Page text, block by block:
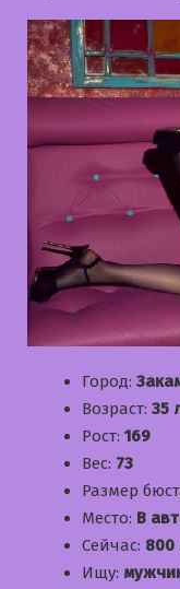
Город:
Возраст: 35
Рост: 169
Вес: 73
Размер
Место: В
Сейчас: 800
Ищу: